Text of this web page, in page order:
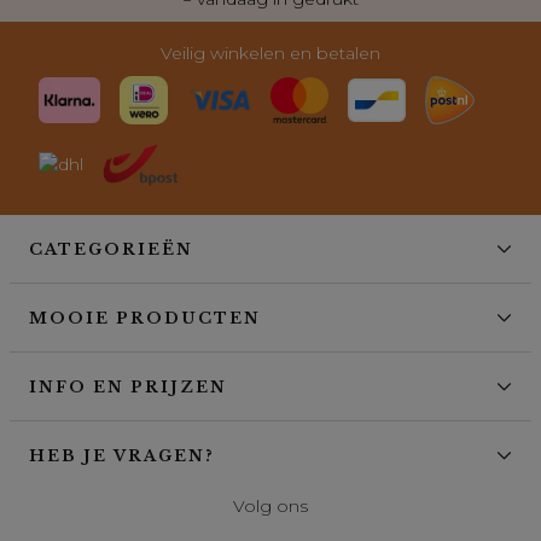
Veilig winkelen en betalen
CATEGORIEËN
MOOIE PRODUCTEN
INFO EN PRIJZEN
HEB JE VRAGEN?
Volg ons